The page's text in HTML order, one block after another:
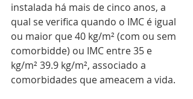
instalada há mais de cinco anos, a
qual se verifica quando o IMC é igual
ou maior que 40 kg/m² (com ou sem
comorbidde) ou IMC entre 35 e
kg/m² 39.9 kg/m², associado a
comorbidades que ameacem a vida.